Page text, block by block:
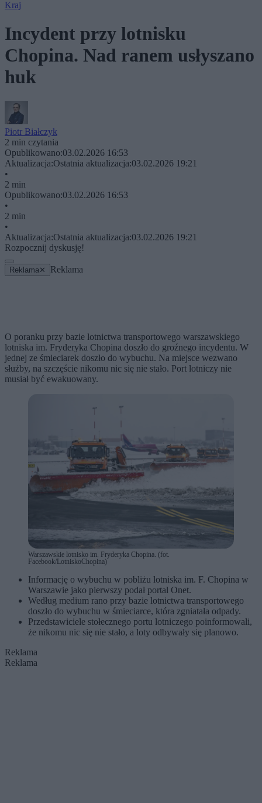
Kraj
Incydent przy lotnisku
Chopina. Nad ranem usłyszano
huk
Piotr Białczyk
2 min czytania
Opublikowano:03.02.2026 16:53
Aktualizacja:Ostatnia aktualizacja:03.02.2026 19:21
•
2 min
Opublikowano:03.02.2026 16:53
•
2 min
•
Aktualizacja:Ostatnia aktualizacja:03.02.2026 19:21
Rozpocznij dyskusję!
Reklama ✕ Reklama
O poranku przy bazie lotnictwa transportowego warszawskiego
lotniska im. Fryderyka Chopina doszło do groźnego incydentu. W
jednej ze śmieciarek doszło do wybuchu. Na miejsce wezwano
służby, na szczęście nikomu nic się nie stało. Port lotniczy nie
musiał być ewakuowany.
Warszawskie lotnisko im. Fryderyka Chopina. (fot.
Facebook/LotniskoChopina)
Informację o wybuchu w pobliżu lotniska im. F. Chopina w
Warszawie jako pierwszy podał portal Onet.
Według medium rano przy bazie lotnictwa transportowego
doszło do wybuchu w śmieciarce, która zgniatała odpady.
Przedstawiciele stołecznego portu lotniczego poinformowali,
że nikomu nic się nie stało, a loty odbywały się planowo.
Reklama
Reklama